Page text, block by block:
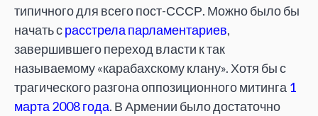
типичного для всего пост-СССР. Можно было бы
начать срасстрела парламентариев,
завершившего переход власти к так
называемому «карабахскому клану». Хотя бы с
трагического разгона оппозиционного митинга 1
марта 2008 года. В Армении было достаточно